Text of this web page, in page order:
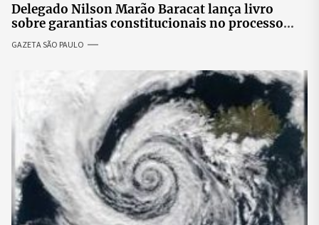
Delegado Nilson Marão Baracat lança livro
sobre garantias constitucionais no processo
penal brasileiro
GAZETA SÃO PAULO